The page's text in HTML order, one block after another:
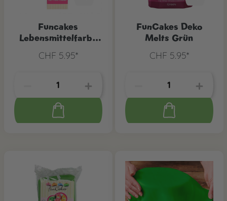
Funcakes
Lebensmittelfarbe
CHF 5.95*
FunCakes Deko
Melts Grün
CHF 5.95*